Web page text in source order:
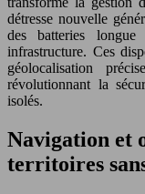
détresse nouvelle
des batteries longue
infrastructure. Ces
géolocalisation
révolutionnant la
isolés.
Navigation et
territoires